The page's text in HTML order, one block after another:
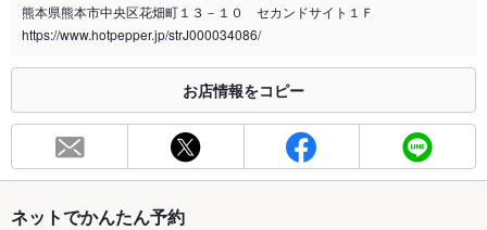
喫煙専用室 なし
合わせください。
お席
250席(（和個室）※80名椅子テーブルの会場あり)
容人数
熊本県熊本市中央区花畑町１３－１０ セカンドサイト１Ｆ
https://www.hotpepper.jp/strJ000034086/
お店情報をコピー
ネットでかんたん予約